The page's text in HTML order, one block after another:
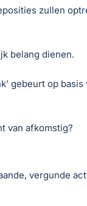
zullen
belang dienen.
gebeurt op basis
van afkomstig?
vergunde